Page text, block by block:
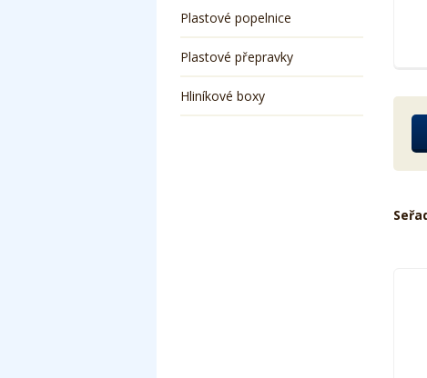
Plastové popelnice
Plastové přepravky
Hliníkové boxy